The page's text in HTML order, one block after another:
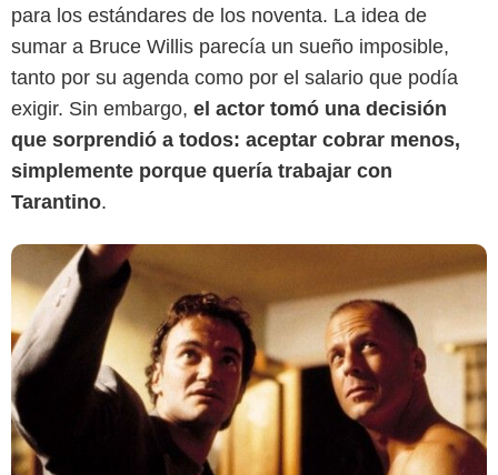
para los estándares de los noventa. La idea de
sumar a Bruce Willis parecía un sueño imposible,
tanto por su agenda como por el salario que podía
exigir. Sin embargo, el actor tomó una decisión
que sorprendió a todos: aceptar cobrar menos,
simplemente porque quería trabajar con
Tarantino.